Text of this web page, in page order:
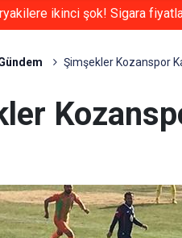
ikinci şok! Sigara
Şimşekler Kozanspor